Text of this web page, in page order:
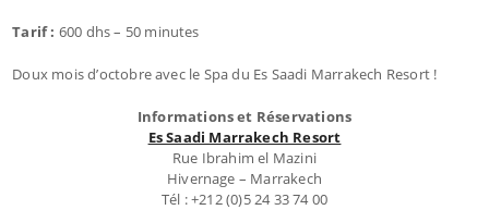
Tarif : 600 dhs – 50 minutes
Doux mois d’octobre avec le Spa du Es Saadi Marrakech Resort !
Informations et Réservations
Es Saadi Marrakech Resort
Rue Ibrahim el Mazini
Hivernage – Marrakech
Tél : +212 (0)5 24 33 74 00